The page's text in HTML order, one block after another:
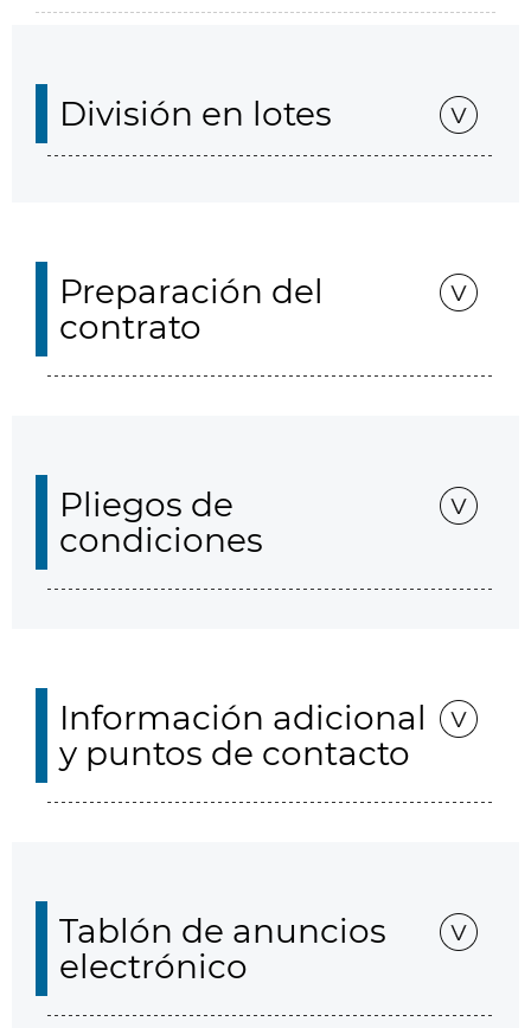
División en lotes
Preparación del
contrato
Pliegos de
condiciones
Información adicional
y puntos de contacto
Tablón de anuncios
electrónico